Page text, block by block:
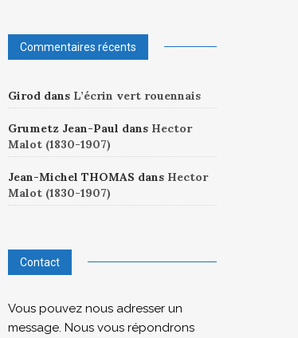
Commentaires récents
Giroddans L’écrin vert rouennais
Grumetz Jean-Paul dans Hector
Malot (1830-1907)
Jean-Michel THOMAS dans Hector
Malot (1830-1907)
Contact
Vous pouvez nous adresser un
message. Nous vous répondrons